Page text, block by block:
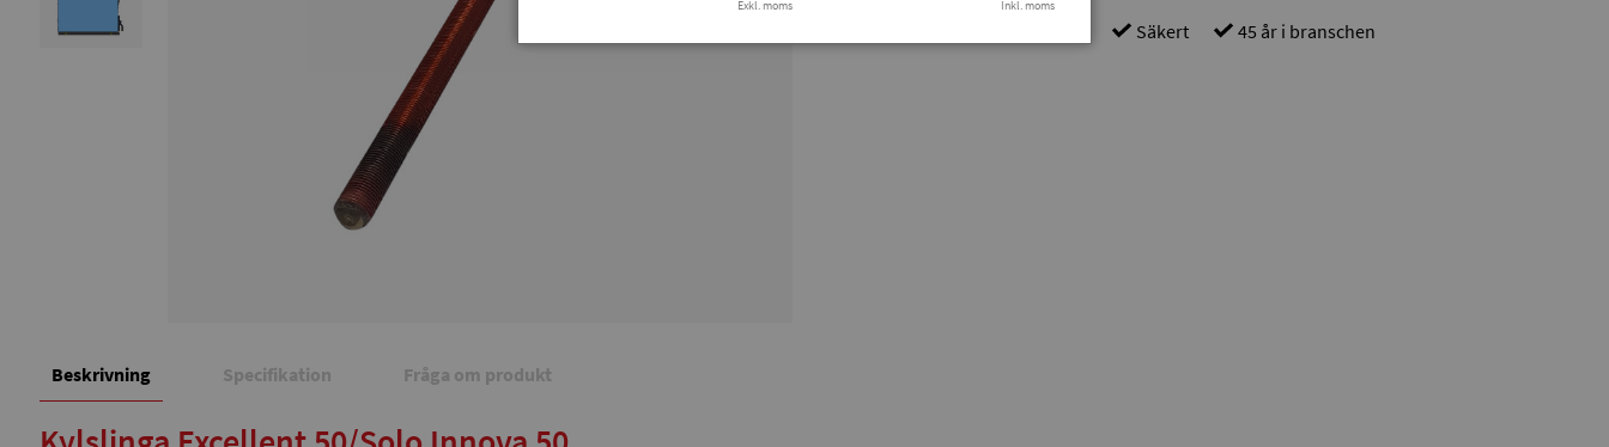
Säkert 45 år i branschen
Beskrivning Specifikation Fråga om produkt
Exkl. moms Inkl. moms